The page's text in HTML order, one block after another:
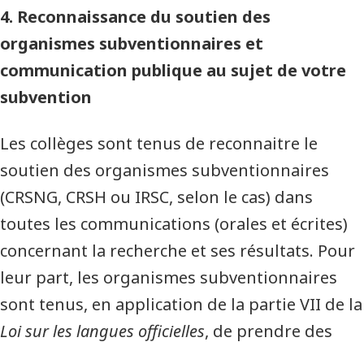
4. Reconnaissance du soutien des
organismes subventionnaires et
communication publique au sujet de votre
subvention
Les collèges sont tenus de reconnaitre le
soutien des organismes subventionnaires
(CRSNG, CRSH ou IRSC, selon le cas) dans
toutes les communications (orales et écrites)
concernant la recherche et ses résultats. Pour
leur part, les organismes subventionnaires
sont tenus, en application de la partie VII de la
Loi sur les langues officielles, de prendre des